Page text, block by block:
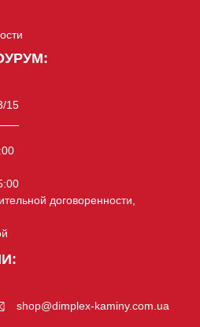
15
договоренности,
shop@dimplex-kaminy.com.ua